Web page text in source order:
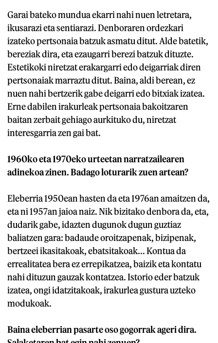
Garai bateko mundua ekarri nahi nuen letretara,
ikusarazi eta sentiarazi. Denboraren ordezkari
izateko pertsonaia batzuk asmatu ditut. Alde batetik,
bereziak dira, eta ezaugarri berezi batzuk dituzte.
Estetikoki niretzat erakargarri edo deigarriak diren
pertsonaiak marraztu ditut. Baina, aldi berean, ez
nuen nahi bertzerik gabe deigarri edo bitxiak izatea.
Erne dabilen irakurleak pertsonaia bakoitzaren
baitan zerbait gehiago aurkituko du, niretzat
interesgarria zen gai bat.
1960ko eta 1970eko urteetan narratzailearen
adinekoa zinen. Badago loturarik zuen artean?
Eleberria 1950ean hasten da eta 1976an amaitzen da,
eta ni 1957an jaioa naiz. Nik bizitako denbora da, eta,
dudarik gabe, idazten dugunok dugun guztiaz
baliatzen gara: badaude oroitzapenak, bizipenak,
bertzeei ikasitakoak, ebatsitakoak... Kontua da
errealitatea bera ez errepikatzea, baizik eta kontatu
nahi dituzun gauzak kontatzea. Istorio eder batzuk
izatea, ongi idatzitakoak, irakurlea gustura uzteko
modukoak.
Baina eleberrian pasarte oso gogorrak ageri dira.